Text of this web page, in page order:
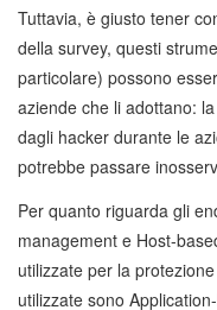
Tuttavia, è giusto tener
della survey, questi
particolare) possono
aziende che li adottano:
dagli hacker durante le
potrebbe passare
Per quanto riguarda gli
management e Host-
utilizzate per la
utilizzate sono